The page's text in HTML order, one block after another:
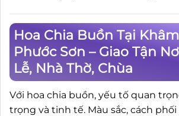
Hoa Chia Buồn Tại
Phước Sơn – Giao Tận
Lễ, Nhà Thờ, Chùa
Với hoa chia buồn, yếu tố quan
trọng và tinh tế. Màu sắc, cách phối